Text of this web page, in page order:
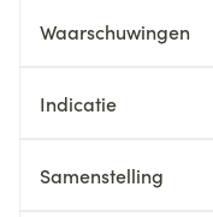
Waarschuwingen
Indicatie
Samenstelling